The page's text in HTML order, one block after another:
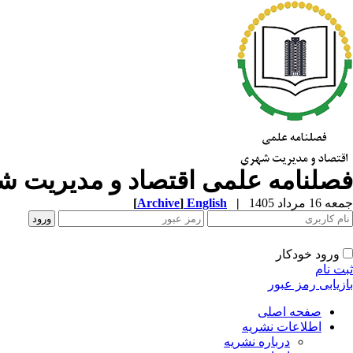
فصلنامه علمی اقتصاد و مدیریت
جمعه 16 مرداد 1405 |
English
[Archive]
ورود خودکار
ثبت نام
بازیابی رمز عبور
صفحه اصلی
اطلاعات نشریه
درباره نشریه